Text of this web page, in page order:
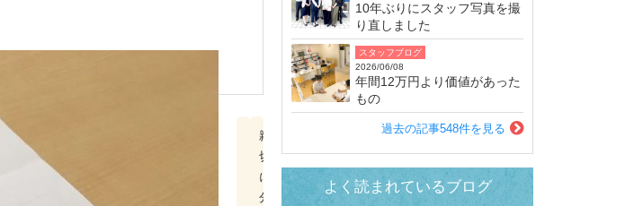
親
切
に
分
10年ぶりにスタッフ写真を撮
り直しました
スタッフブログ
2026/06/08
年間12万円より価値があった
もの
過去の記事548件を見る
よく読まれているブログ